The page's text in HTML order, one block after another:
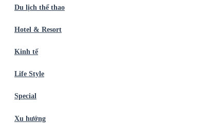
Du lịch thể thao
Hotel & Resort
Kinh tế
Life Style
Special
Xu hướng